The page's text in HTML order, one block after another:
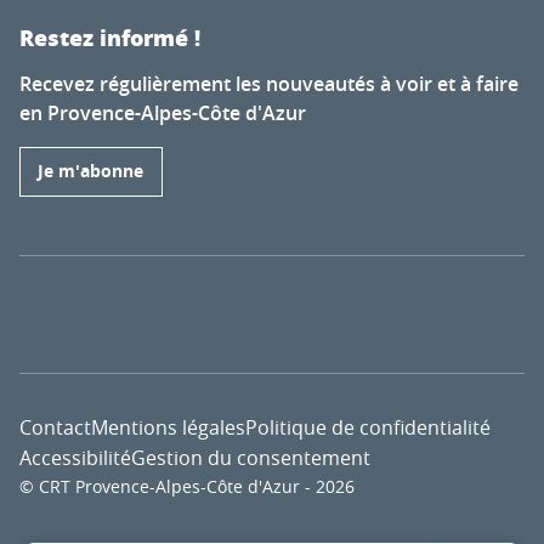
Restez informé !
Recevez régulièrement les nouveautés à voir et à faire
en Provence-Alpes-Côte d'Azur
Je m'abonne
© CRT Provence-Alpes-Côte d'Azur - 2026
ContactMentions légalesPolitique de confidentialité
AccessibilitéGestion du consentement